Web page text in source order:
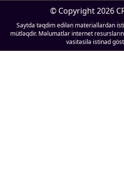
© Copyright 2026
Saytda təqdim edilən materiallardan
mütləqdir. Məlumatlar internet
vasitəsilə istinad